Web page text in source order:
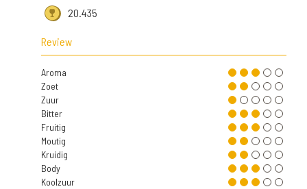
20.435
Review
Aroma
Zoet
Zuur
Bitter
Fruitig
Moutig
Kruidig
Body
Koolzuur